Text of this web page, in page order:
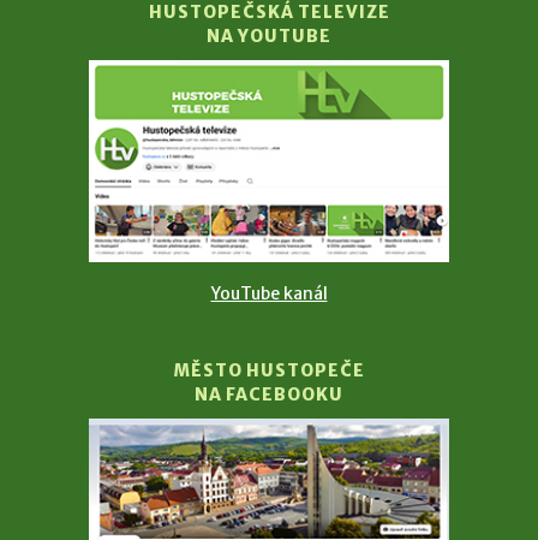
HUSTOPEČSKÁ TELEVIZE
NA YOUTUBE
YouTube kanál
MĚSTO HUSTOPEČE
NA FACEBOOKU